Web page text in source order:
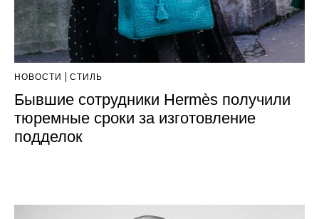
НОВОСТИ СТИЛЬ
Бывшие сотрудники Hermès получили
тюремные сроки за изготовление
подделок